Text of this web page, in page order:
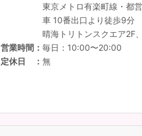
東京メトロ有楽町線・都
車 10番出口より徒歩9分
晴海トリトンスクエア2F
営業時間
毎日：10:00〜20:00
定休日
無